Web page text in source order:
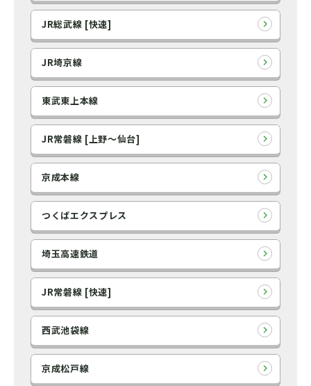
JR総武線 [快速]
JR埼京線
東武東上本線
JR常磐線 [上野～仙台]
京成本線
つくばエクスプレス
埼玉高速鉄道
JR常磐線 [快速]
西武池袋線
京成松戸線